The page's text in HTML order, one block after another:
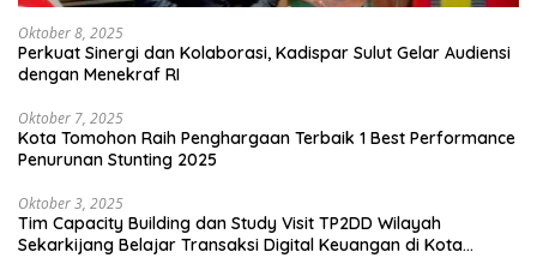
Oktober 8, 2025
Perkuat Sinergi dan Kolaborasi, Kadispar Sulut Gelar Audiensi
dengan Menekraf RI
Oktober 7, 2025
Kota Tomohon Raih Penghargaan Terbaik 1 Best Performance
Penurunan Stunting 2025
Oktober 3, 2025
Tim Capacity Building dan Study Visit TP2DD Wilayah
Sekarkijang Belajar Transaksi Digital Keuangan di Kota